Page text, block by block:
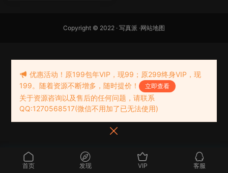
Copyright © 2022 · 写真派 ·网站地图
首页 发现 VIP 客服
优惠活动！原199包年VIP，现99；原299终身VIP，现
199。随着资源不断增多，随时提价！
立即查看
关于资源咨询以及售后的任何问题，请联系
QQ:1270568517(微信不用加了已无法使用)